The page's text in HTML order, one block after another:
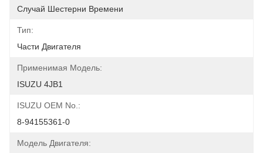
Случай Шестерни Времени
Тип:
Части Двигателя
Применимая Модель:
ISUZU 4JB1
ISUZU OEM No.:
8-94155361-0
Модель Двигателя: